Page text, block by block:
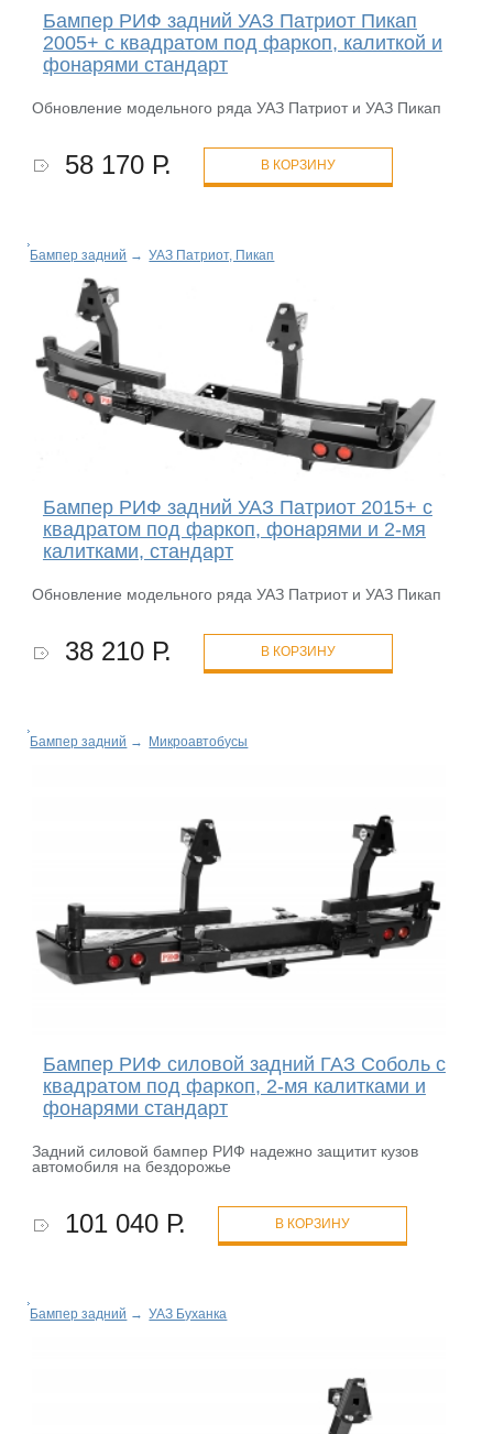
Бампер РИФ задний УАЗ Патриот Пикап
2005+ с квадратом под фаркоп, калиткой и
фонарями стандарт
Обновление модельного ряда УАЗ Патриот и УАЗ Пикап
58 170 Р. В КОРЗИНУ
Бампер задний → УАЗ Патриот, Пикап
Бампер РИФ задний УАЗ Патриот 2015+ с
квадратом под фаркоп, фонарями и 2-мя
калитками, стандарт
Обновление модельного ряда УАЗ Патриот и УАЗ Пикап
38 210 Р. В КОРЗИНУ
Бампер задний → Микроавтобусы
Бампер РИФ силовой задний ГАЗ Соболь с
квадратом под фаркоп, 2-мя калитками и
фонарями стандарт
Задний силовой бампер РИФ надежно защитит кузов
автомобиля на бездорожье
101 040 Р. В КОРЗИНУ
Бампер задний → УАЗ Буханка